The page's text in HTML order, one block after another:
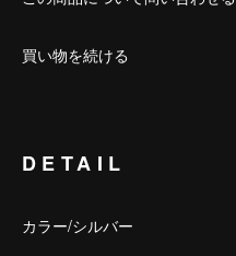
買い物を続ける
DETAIL
カラー/シルバー